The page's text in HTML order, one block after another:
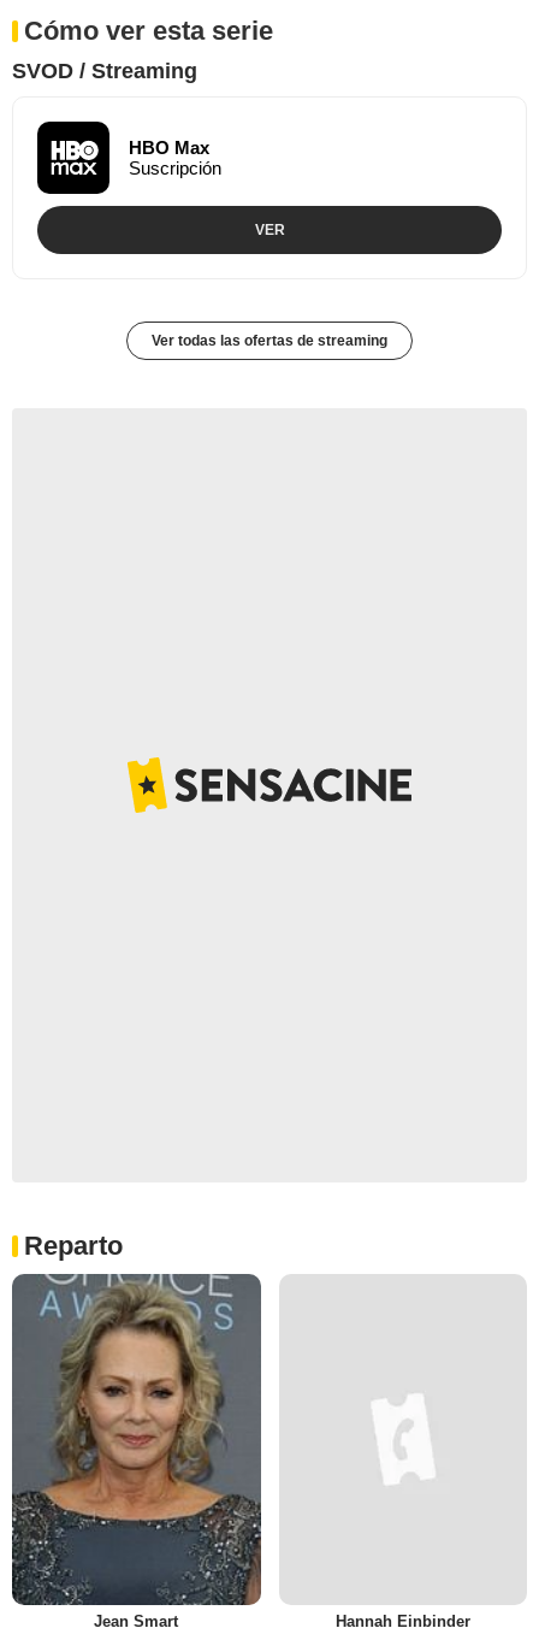
Cómo ver esta serie
SVOD / Streaming
HBO Max
Suscripción
VER
Ver todas las ofertas de streaming
Reparto
Jean Smart Hannah Einbinder